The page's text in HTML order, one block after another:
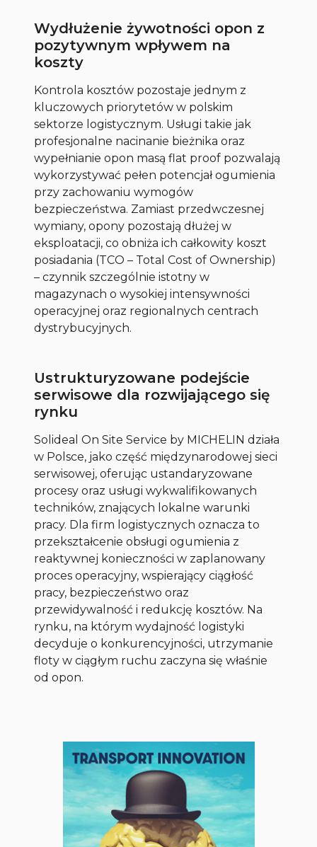
Wydłużenie żywotności opon z
pozytywnym wpływem na
koszty
Kontrola kosztów pozostaje jednym z
kluczowych priorytetów w polskim
sektorze logistycznym. Usługi takie jak
profesjonalne nacinanie bieżnika oraz
wypełnianie opon masą flat proof pozwalają
wykorzystywać pełen potencjał ogumienia
przy zachowaniu wymogów
bezpieczeństwa. Zamiast przedwczesnej
wymiany, opony pozostają dłużej w
eksploatacji, co obniża ich całkowity koszt
posiadania (TCO – Total Cost of Ownership)
– czynnik szczególnie istotny w
magazynach o wysokiej intensywności
operacyjnej oraz regionalnych centrach
dystrybucyjnych.
Ustrukturyzowane podejście
serwisowe dla rozwijającego się
rynku
Solideal On Site Service by MICHELIN działa
w Polsce, jako część międzynarodowej sieci
serwisowej, oferując ustandaryzowane
procesy oraz usługi wykwalifikowanych
techników, znających lokalne warunki
pracy. Dla firm logistycznych oznacza to
przekształcenie obsługi ogumienia z
reaktywnej konieczności w zaplanowany
proces operacyjny, wspierający ciągłość
pracy, bezpieczeństwo oraz
przewidywalność i redukcję kosztów. Na
rynku, na którym wydajność logistyki
decyduje o konkurencyjności, utrzymanie
floty w ciągłym ruchu zaczyna się właśnie
od opon.